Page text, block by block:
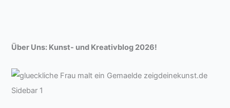
Über Uns: Kunst- und Kreativblog 2026!